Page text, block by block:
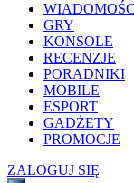
GRY
KONSOLE
RECENZJE
PORADNIKI
MOBILE
ESPORT
GADŻETY
PROMOCJE
ZALOGUJ SIĘ